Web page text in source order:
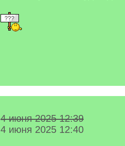
4 июня 2025 12:39
4 июня 2025 12:40